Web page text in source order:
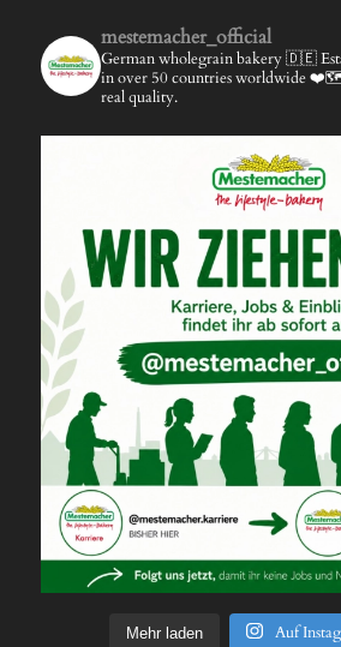
mestemacher_official
German wholegrain bakery 🇩🇪
in over 50 countries worldwide
real quality.
Mehr laden Auf